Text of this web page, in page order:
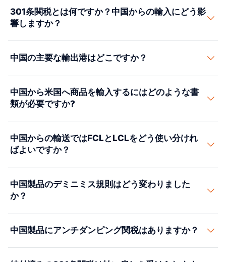
FCLで25〜35日かかります。上海からロサンゼルスは通
常25〜28日、深センからマイアミ(パナマ運河経由)は
28〜36日です。出発地での混載と仕向地での仕分けを伴
うLCLは5〜10日追加されます。航空貨物は3〜6日で
301条関税とは何ですか？中国からの輸入にどう影
響しますか？
国通商代表部が中国原産の商品に課す追加関税です。こ
れらは標準的なMFN関税率に上乗せして適用されます。
2025年時点で、税率は製品がどのSection 301リストに
該当するかに応じて7.5%から25%の範囲です。2025年
ています。当社の通関業者パートナーが、お客様の具体
的なHTSコードを分析し、正確な適用税率を判定しま
す。
中国の主要な輸出港はどこですか？
界最大のコンテナ港。寧波舟山 — 取扱量世界第2位。深
セン（塩田、蛇口、赤湾）— 華南/珠江デルタのハブ。
広州（南沙）— 華南の主要港。青島 — 華北および日韓
貿易の要衝。天津（新港）— 北京・華北をカバー。
Suaid Globalは主要全港にエージェントを擁していま
中国から米国へ商品を輸入するにはどのような書
類が必要ですか?
シャルインボイス、パッキングリスト、船荷証券、第99
類の301条コードを含む正しいHTSコードを記載した
CBPフォーム7501、および該当する証明書（電子機器は
FCC、食品・医薬品はFDA事前通告、木製品はレイシー
法）です。対象品目カテゴリーではADD/CVDの質問票が
中国からの輸送ではFCLとLCLをどう使い分けれ
ばよいですか？
超える場合はFCL（フルコンテナ）が通常はコスト効率
に優れます。15CBM未満ならLCL（混載）が一般的に有
利です。20フィートコンテナの容量は約25〜28CBM、
40フィートコンテナは約55〜60CBMです。FCLには、
中国製品のデミニミス規則はどう変わりました
か？
式通関なしで無税で米国に輸入することを認めていまし
た。2025年のIEEPA大統領令により、この免税は中国原
産品（香港・マカオを含む）について停止されました。
中国製品にアンチダンピング関税はありますか？